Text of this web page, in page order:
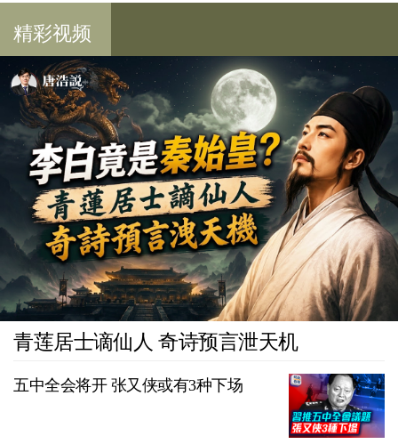
精彩视频
青莲居士谪仙人 奇诗预言泄天机
五中全会将开 张又侠或有3种下场